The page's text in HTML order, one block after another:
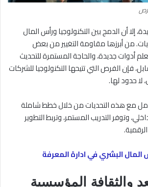
إلا أن الدمج بين التكنولوجيا ورأس المال
من أبرزها مقاومة التغيير من بعض
أدوات جديدة، والحاجة المستمرة للتحديث
فإن الفرص التي تتيحها التكنولوجيا للشركات
لا حدود لها.
مع هذه التحديات من خلال خطط شاملة
وتوفر التدريب المستمر، وتربط التطوير
المال البشري في ادارة المعرفة
والثقافة المؤسسية